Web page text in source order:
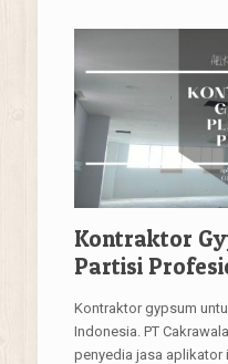
Kontraktor
Partisi
Kontraktor gypsum
Indonesia. PT
penyedia jasa aplikator